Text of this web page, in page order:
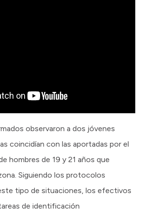
observaron a dos jóvenes
coincidían con las aportadas por el
hombres de 19 y 21 años que
Siguiendo los protocolos
tipo de situaciones, los efectivos
de identificación